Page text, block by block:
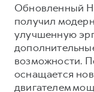
Обновленный
получил
улучшенную
возможности.
оснащается
двигателем